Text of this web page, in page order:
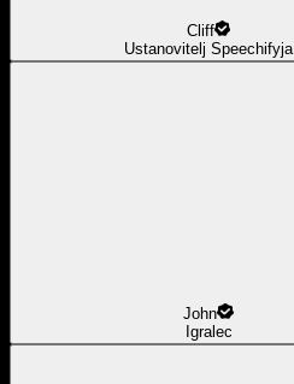
Cliff
Ustanovitelj Speechifyja
John
Igralec